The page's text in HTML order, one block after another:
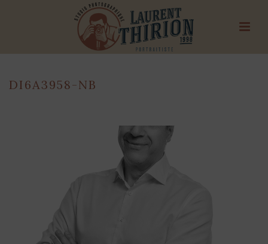
DI6A3958-NB